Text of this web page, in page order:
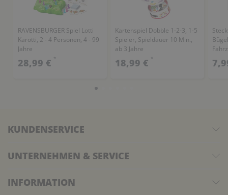
RAVENSBURGER Spiel Lotti
Karotti, 2 - 4 Personen, 4 - 99
Jahre
28,99 € *
Kartenspiel Dobble 1-2-3, 1-5
Spieler, Spieldauer 10 Min.,
ab 3 Jahre
18,99 € *
KUNDENSERVICE
UNTERNEHMEN & SERVICE
INFORMATION